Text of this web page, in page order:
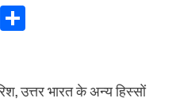
Telegram
उत्तर भारत के अन्य हिस्सों